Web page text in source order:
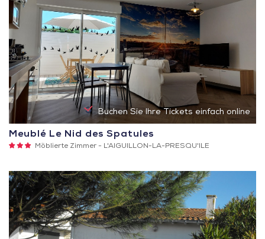
Buchen Sie Ihre Tickets einfach online
Meublé Le Nid des Spatules
Möblierte Zimmer - L'AIGUILLON-LA-PRESQU'ILE